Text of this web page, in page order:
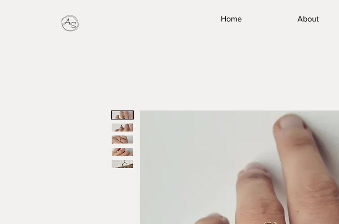
Home About